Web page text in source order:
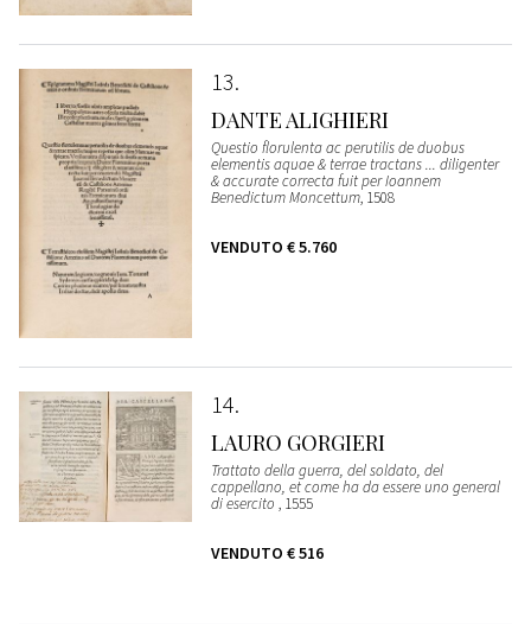
13
DANTE ALIGHIERI
Questio florulenta ac perutilis de duobus
elementis aquae & terrae tractans ... diligenter
& accurate correcta fuit per Ioannem
Benedictum Moncettum, 1508
VENDUTO € 5.760
14
LAURO GORGIERI
Trattato della guerra, del soldato, del
cappellano, et come ha da essere uno general
di esercito , 1555
VENDUTO € 516